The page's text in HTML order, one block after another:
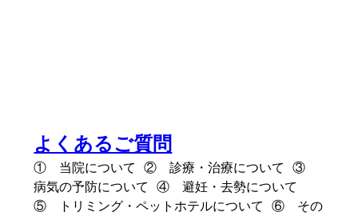
よくあるご質問
① 当院について ② 診療・治療について ③
病気の予防について ④ 避妊・去勢について
⑤ トリミング・ペットホテルについて ⑥ その